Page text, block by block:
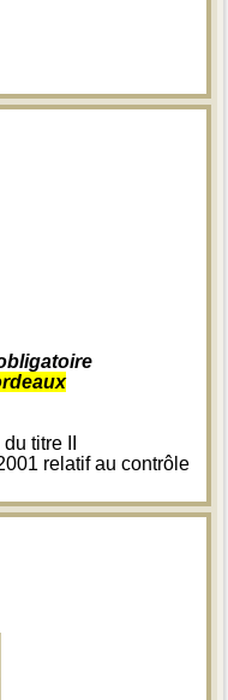
titre II
relatif au contrôle